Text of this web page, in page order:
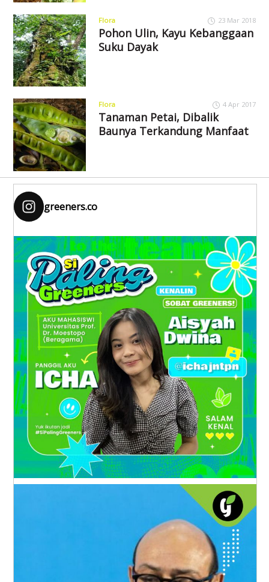
Flora 23 Mar 2018
Pohon Ulin, Kayu Kebanggaan
Suku Dayak
Flora 4 Apr 2017
Tanaman Petai, Dibalik
Baunya Terkandung Manfaat
greeners.co